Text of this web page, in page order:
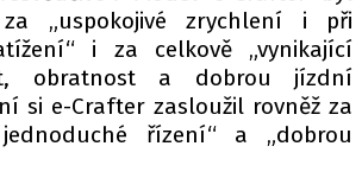
„uspokojivé zrychlení i při
i za celkově „vynikající
obratnost a dobrou jízdní
si e-Crafter zasloužil rovněž za
řízení“ a „dobrou